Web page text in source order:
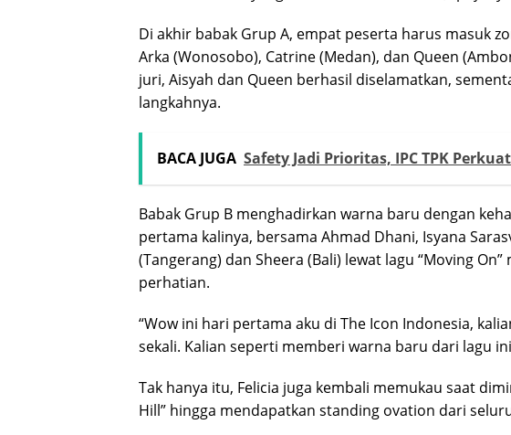
Di akhir babak Grup A, empat peserta harus masuk
Arka (Wonosobo), Catrine (Medan), dan Queen
juri, Aisyah dan Queen berhasil diselamatkan,
langkahnya.
BACA JUGA Safety Jadi Prioritas, IPC TPK
Babak Grup B menghadirkan warna baru dengan
pertama kalinya, bersama Ahmad Dhani, Isyana
(Tangerang) dan Sheera (Bali) lewat lagu “Moving
perhatian.
“Wow ini hari pertama aku di The Icon Indonesia,
sekali. Kalian seperti memberi warna baru dari lagu
Tak hanya itu, Felicia juga kembali memukau saat
Hill” hingga mendapatkan standing ovation dari